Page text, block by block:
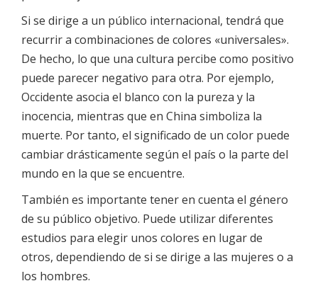
Si se dirige a un público internacional, tendrá que
recurrir a combinaciones de colores «universales».
De hecho, lo que una cultura percibe como positivo
puede parecer negativo para otra. Por ejemplo,
Occidente asocia el blanco con la pureza y la
inocencia, mientras que en China simboliza la
muerte. Por tanto, el significado de un color puede
cambiar drásticamente según el país o la parte del
mundo en la que se encuentre.
También es importante tener en cuenta el género
de su público objetivo. Puede utilizar diferentes
estudios para elegir unos colores en lugar de
otros, dependiendo de si se dirige a las mujeres o a
los hombres.